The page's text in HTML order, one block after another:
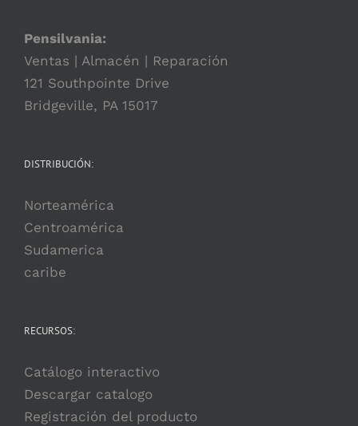
Pensilvania:
Ventas | Almacén | Reparación
121 Southpointe Drive
Bridgeville, PA 15017
DISTRIBUCIÓN:
Norteamérica
Centroamérica
Sudamerica
caribe
RECURSOS:
Catálogo interactivo
Descargar catalogo
Registración del producto